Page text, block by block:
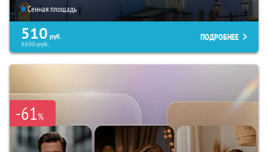
Сенная площадь
510 руб.
5190руб.
ПОДРОБНЕЕ
-61%